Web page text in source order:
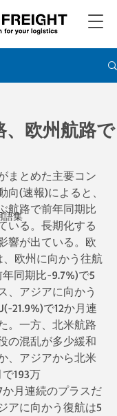
語集
、欧州航路で
まとめた主要コン
向(速報)によると、
航路で前年同期比
いる。長期化する
響が出ている。欧
欧州に向かう往航
年同期比-9.7%)で5
、アジアに向かう
21.9%)で12か月連
。一方、北米航路
の混乱が多少緩和
、アジアから北米
193万
か月連続のプラスだ
アに向かう復航は5